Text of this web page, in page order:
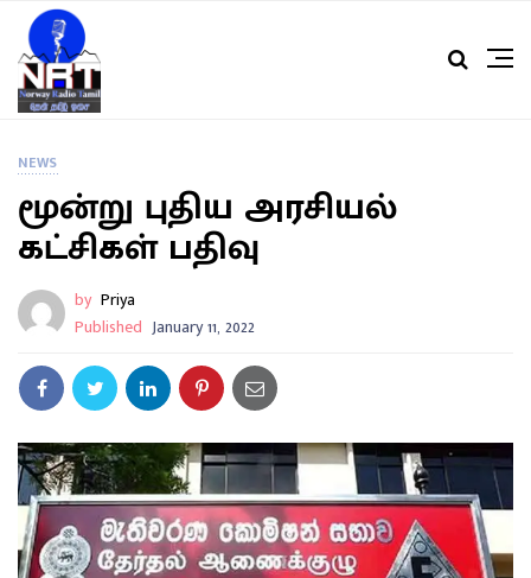
NEWS
மூன்று புதிய அரசியல்
கட்சிகள் பதிவு
by Priya
Published January 11, 2022